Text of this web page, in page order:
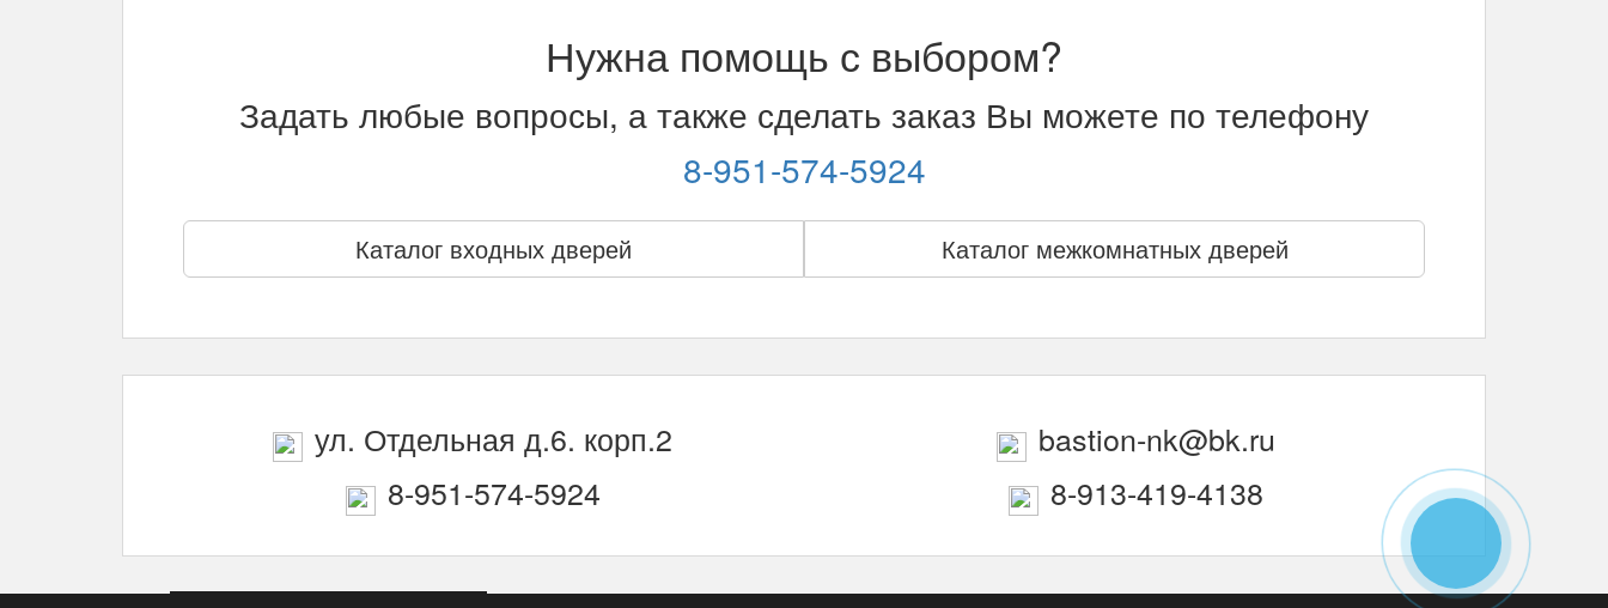
Беленый
дуб
мм
Нужна помощь с выбором?
Задать любые вопросы, а также сделать заказ Вы можете по телефону
8-951-574-5924
Каталог входных дверей Каталог межкомнатных дверей
ул. Отдельная д.6. корп.2
bastion-nk@bk.ru
8-951-574-5924
8-913-419-4138